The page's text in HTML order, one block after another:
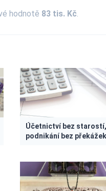
hodnotě 83 tis. Kč.
Účetnictví bez
podnikání bez